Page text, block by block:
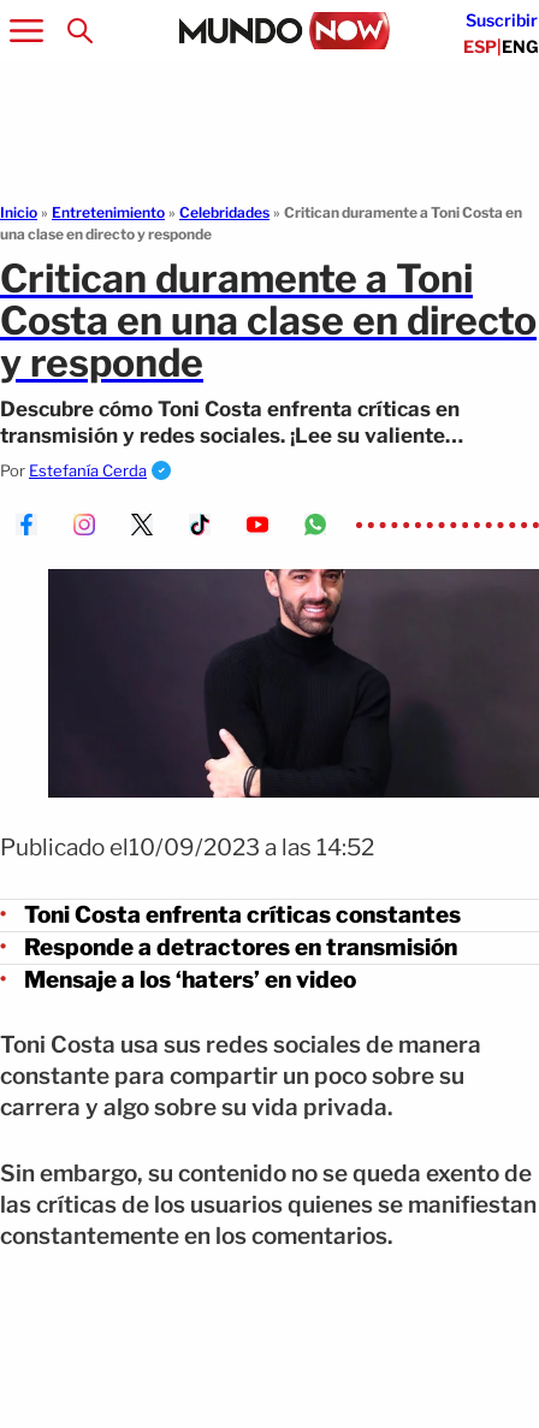
Suscribir
ESP|ENG
Inicio » Entretenimiento » Celebridades » Critican duramente a Toni Costa en
una clase en directo y responde
Critican duramente a Toni
Costa en una clase en directo
y responde
Descubre cómo Toni Costa enfrenta críticas en
transmisión y redes sociales. ¡Lee su valiente
respuesta a los detractores en este artículo!
Por Estefanía Cerda
Publicado el10/09/2023 a las 14:52
Toni Costa enfrenta críticas constantes
Responde a detractores en transmisión
Mensaje a los ‘haters’ en video
Toni Costa usa sus redes sociales de manera
constante para compartir un poco sobre su
carrera y algo sobre su vida privada.
Sin embargo, su contenido no se queda exento de
las críticas de los usuarios quienes se manifiestan
constantemente en los comentarios.